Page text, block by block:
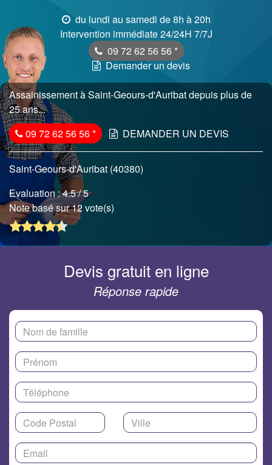
du lundi au samedi de 8h à 20h
Intervention immédiate 24/24H 7/7J
09 72 62 56 56 *
Demander un devis
Assainissement à Saint-Geours-d'Auribat depuis plus de
25 ans...
09 72 62 56 56* DEMANDER UN DEVIS
Saint-Geours-d'Auribat (40380)
Evaluation :4.5/ 5
Note basé sur 12 vote(s)
Devis gratuit en ligne
Réponse rapide